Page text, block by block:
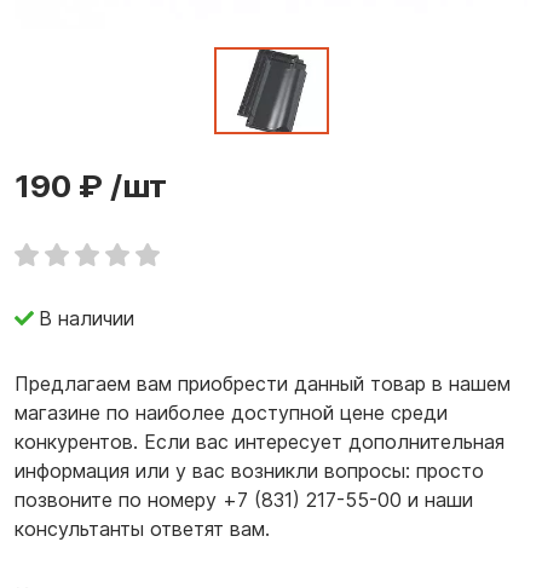
190 ₽ /шт
В наличии
Предлагаем вам приобрести данный товар в нашем
магазине по наиболее доступной цене среди
конкурентов. Если вас интересует дополнительная
информация или у вас возникли вопросы: просто
позвоните по номеру +7 (831) 217-55-00 и наши
консультанты ответят вам.